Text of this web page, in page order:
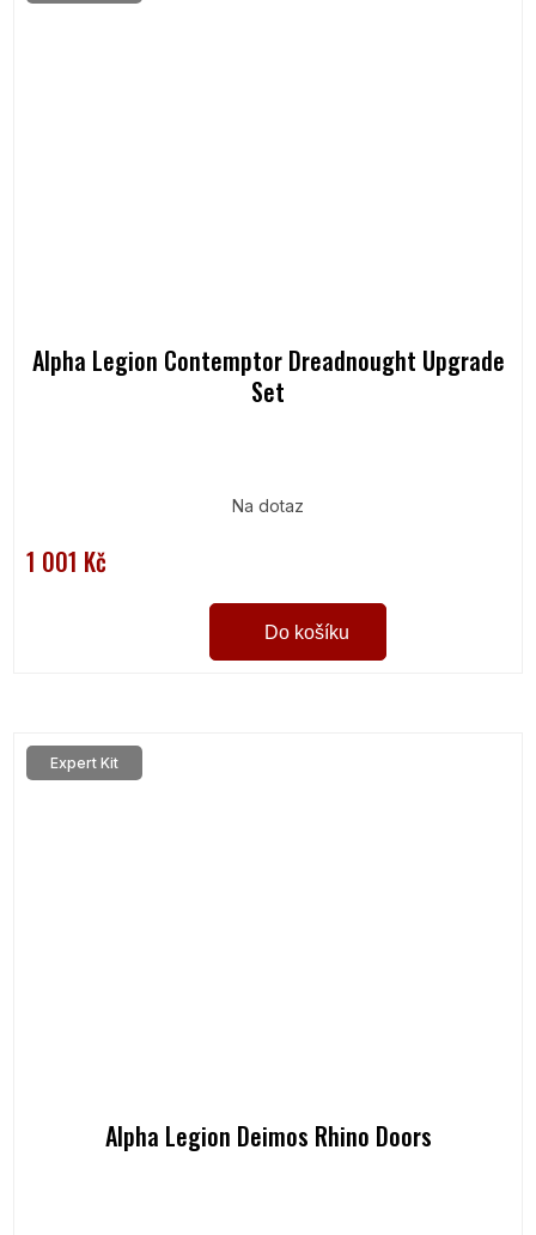
Alpha Legion Contemptor Dreadnought Upgrade
Set
Na dotaz
1 001 Kč
Do košíku
Expert Kit
Alpha Legion Deimos Rhino Doors